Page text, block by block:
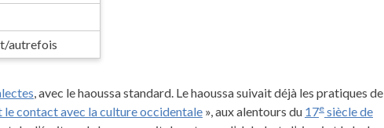
autrefois
, avec le haoussa standard. Le haoussa suivait déjà les pratiques de
le contact avec la culture occidentale », aux alentours du 17e siècle de